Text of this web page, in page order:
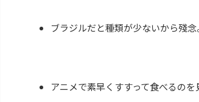
ブラジルだと種類が少ないから殘念
アニメで素早くすすって食べるの